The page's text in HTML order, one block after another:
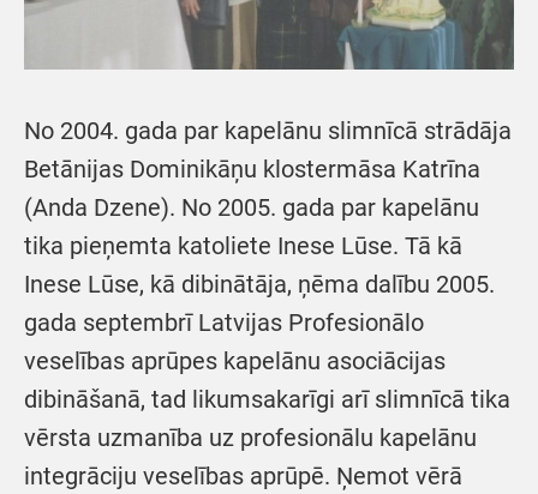
No 2004. gada par kapelānu slimnīcā strādāja
Betānijas Dominikāņu klostermāsa Katrīna
(Anda Dzene). No 2005. gada par kapelānu
tika pieņemta katoliete Inese Lūse. Tā kā
Inese Lūse, kā dibinātāja, ņēma dalību 2005.
gada septembrī Latvijas Profesionālo
veselības aprūpes kapelānu asociācijas
dibināšanā, tad likumsakarīgi arī slimnīcā tika
vērsta uzmanība uz profesionālu kapelānu
integrāciju veselības aprūpē. Ņemot vērā